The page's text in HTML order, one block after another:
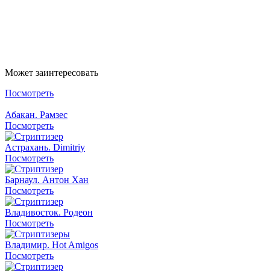
Может заинтересовать
Посмотреть
Абакан. Рамзес
Посмотреть
Астрахань. Dimitriy
Посмотреть
Барнаул. Антон Хан
Посмотреть
Владивосток. Родеон
Посмотреть
Владимир. Hot Amigos
Посмотреть